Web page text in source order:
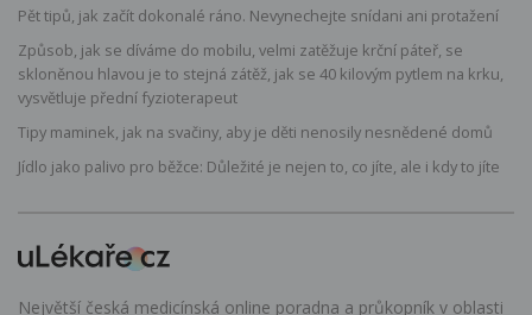
Pět tipů, jak začít dokonalé ráno. Nevynechejte snídani ani protažení
Způsob, jak se díváme do mobilu, velmi zatěžuje krční páteř, se
skloněnou hlavou je to stejná zátěž, jak se 40 kilovým pytlem na krku,
vysvětluje přední fyzioterapeut
Tipy maminek, jak na svačiny, aby je děti nenosily nesnědené domů
Jídlo jako palivo pro běžce: Důležité je nejen to, co jíte, ale i kdy to jíte
Největší česká medicínská online poradna a průkopník v oblasti